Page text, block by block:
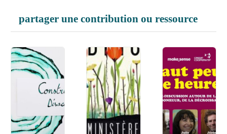
partager une contribution ou ressource